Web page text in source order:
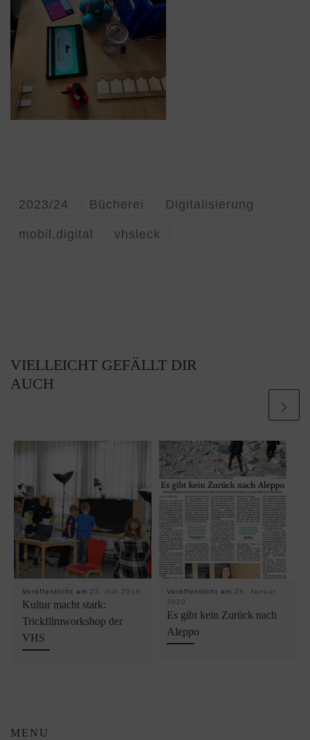
2023/24 Bücherei Digitalisierung
mobil.digital vhsleck
VIELLEICHT GEFÄLLT DIR
AUCH
Veröffentlicht am 22. Juli 2019
Kultur macht stark:
Trickfilmworkshop der
VHS
Veröffentlicht am 28. Januar
2020
Es gibt kein Zurück nach
Aleppo
MENU